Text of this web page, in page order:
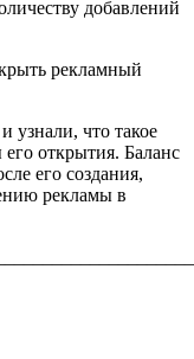
добавлений
узнали, что такое
открытия. Баланс
его создания,
рекламы в